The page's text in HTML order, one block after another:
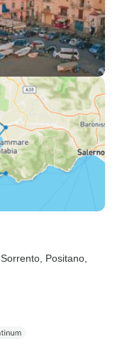
, Sorrento , Positano